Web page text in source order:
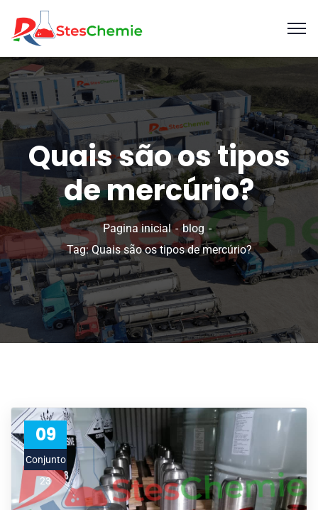
Quais são os tipos
de mercúrio?
Pagina inicial
blog
Tag: Quais são os tipos de mercúrio?
09
Conjunto
23